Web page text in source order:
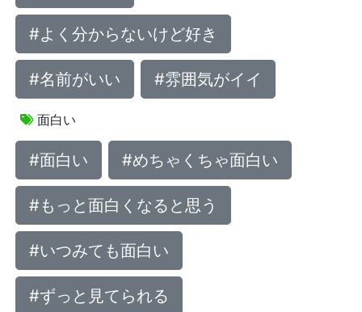
#よく分からないけど好き
#名前がいい #雰囲気がイイ
面白い
#面白い #めちゃくちゃ面白い
#もっと面白くなると思う
#いつみても面白い
#ずっと見てられる